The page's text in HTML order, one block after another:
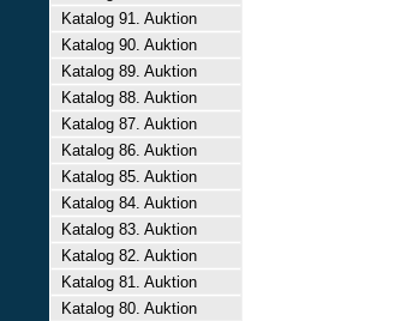
Katalog 91. Auktion
Katalog 90. Auktion
Katalog 89. Auktion
Katalog 88. Auktion
Katalog 87. Auktion
Katalog 86. Auktion
Katalog 85. Auktion
Katalog 84. Auktion
Katalog 83. Auktion
Katalog 82. Auktion
Katalog 81. Auktion
Katalog 80. Auktion